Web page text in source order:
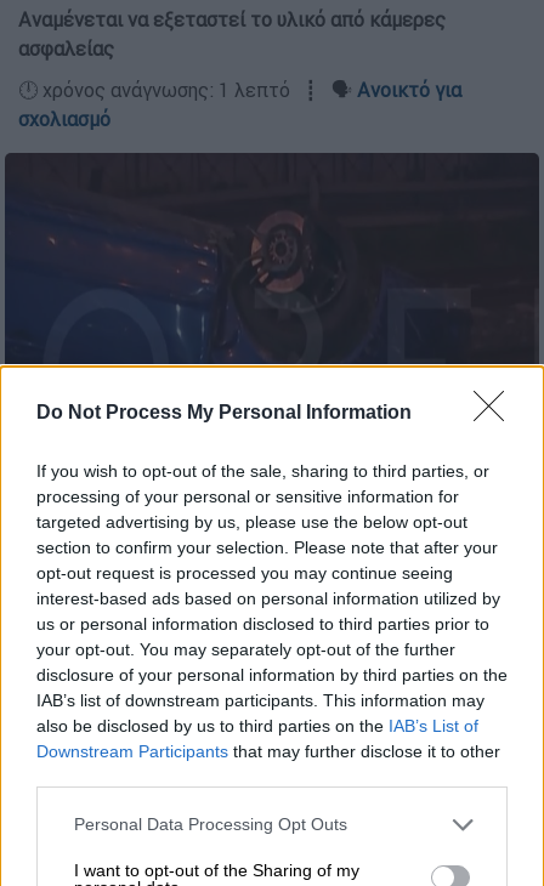
Do Not Process My Personal Information
If you wish to opt-out of the sale, sharing to third parties, or
processing of your personal or sensitive information for
targeted advertising by us, please use the below opt-out
section to confirm your selection. Please note that after your
opt-out request is processed you may continue seeing
interest-based ads based on personal information utilized by
us or personal information disclosed to third parties prior to
your opt-out. You may separately opt-out of the further
disclosure of your personal information by third parties on the
IAB’s list of downstream participants. This information may
also be disclosed by us to third parties on the IAB’s List of
Downstream Participants that may further disclose it to other
Please note that this website/app uses one or more Google
not limited to your visit or usage behaviour. You may click to
Personal Data Processing Opt Outs
I want to opt-out of the Sharing of my
Αναμένεται να εξεταστεί το υλικό από κάμερες
ασφαλείας
🕛 χρόνος ανάγνωσης: 1 λεπτό ┋ 🗣️ Ανοικτό για
σχολιασμό
Προσθέστε το ΕΘΝΟΣ στη Google
Ένα περίεργο συμβάν σημειώθηκε το πρωί
της Κυριακής στηΘεσσαλονίκη καθώς
εντοπίστηκε ένααυτοκίνητο
αναποδογυρισμένο πάνω στις ράγες του
ΟΣΕ.
Σύμφωνα με όσα μετέδωσε στο ΟPEN ο